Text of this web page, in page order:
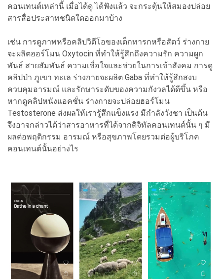
คอนเทนต์เหล่านี้ เมื่อได้ดู ได้ฟังแล้ว จะกระตุ้นให้สมองปล่อย
สารสื่อประสาทชนิดใดออกมาบ้าง
เช่น การดูภาพหรือคลิปวิดีโอของเด็กทารกหรือสัตว์ ร่างกาย
จะผลิตฮอร์โมน Oxytocin ที่ทำให้รู้สึกถึงความรัก ความผูก
พันธ์ สายสัมพันธ์ ความเชื่อใจและช่วยในการเข้าสังคม การดู
คลิปป่า ภูเขา ทะเล ร่างกายจะผลิต Gaba ที่ทำให้รู้สึกสงบ
ควบคุมอารมณ์ และรักษาระดับของความกังวลได้ดีขึ้น หรือ
หากดูคลิปหนังแอคชั่น ร่างกายจะปล่อยฮอร์โมน
Testosterone ส่งผลให้เรารู้สึกแข็งแรง มีกำลังวังชา เป็นต้น
จึงอาจกล่าวได้ว่าสารอาหารที่ได้จากดิจิทัลคอนเทนต์นั้น ๆ มี
ผลต่อพฤติกรรม อารมณ์ หรือสุขภาพโดยรวมต่อผู้บริโภค
คอนเทนต์นั้นอย่างไร